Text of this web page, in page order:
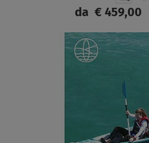
da€ 459,00
SCHERMO